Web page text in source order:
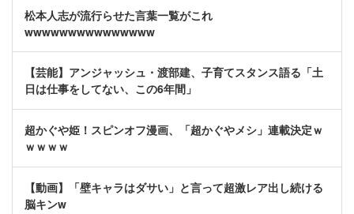
松本人志が流行らせた言葉一覧がこれ
wwwwwwwwwwwwwww
【芸能】アンジャッシュ・渡部建、子育てスタンス語る「土
日は仕事をしてない、この6年間」
超かぐや姫！スピンオフ漫画、「超かぐやメシ」連載決定ｗ
ｗｗｗｗ
【動画】「壁キャラはダサい」と言って超激レア出し続ける
脳キンw